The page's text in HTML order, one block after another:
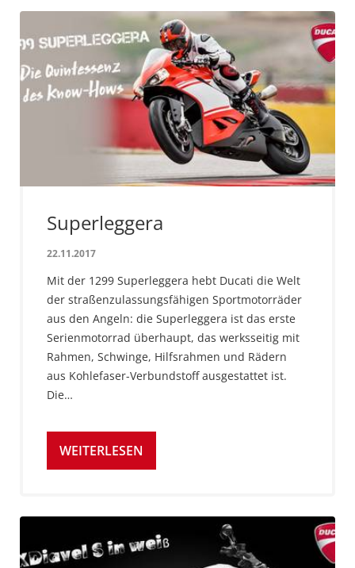
Superleggera
22.11.2017
Mit der 1299 Superleggera hebt Ducati die Welt
der straßenzulassungsfähigen Sportmotorräder
aus den Angeln: die Superleggera ist das erste
Serienmotorrad überhaupt, das werksseitig mit
Rahmen, Schwinge, Hilfsrahmen und Rädern
aus Kohlefaser-Verbundstoff ausgestattet ist.
Die…
WEITERLESEN